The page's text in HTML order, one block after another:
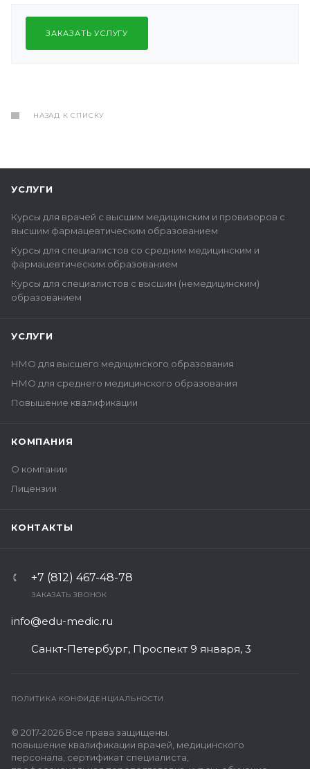
ЗАКАЗАТЬ УСЛУГУ
НАЗАД К СПИСКУ
УСЛУГИ
Курсы для врачей с высшим медицинским и провизоров с
высшим фармацевтическим образованием
Курсы для специалистов со средним медицинским и
фармацевтическим образованием
Курсы для специалистов с высшим (немедицинским)
образованием
УСЛУГИ
НМО для высшего медицинского образования
НМО для среднего медицинского образования
Повышение квалификации
КОМПАНИЯ
О компании
Лицензии
КОНТАКТЫ
+7 (812) 467-48-78
ЗАКАЗАТЬ ЗВОНОК
info@edu-medic.ru
Санкт-Петербург, Проспект 9 января, 3
ПОЛИТИКА КОНФИДЕНЦИАЛЬНОСТИ
© 2017-2026 Все права защищены.
повышение квалификации врачей, медицинского
персонала, сертификат специалиста,